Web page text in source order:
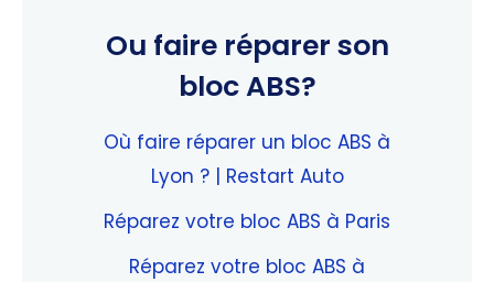
Ou faire réparer son
bloc ABS?
Où faire réparer un bloc ABS à
Lyon ? | Restart Auto
Réparez votre bloc ABS à Paris
Réparez votre bloc ABS à